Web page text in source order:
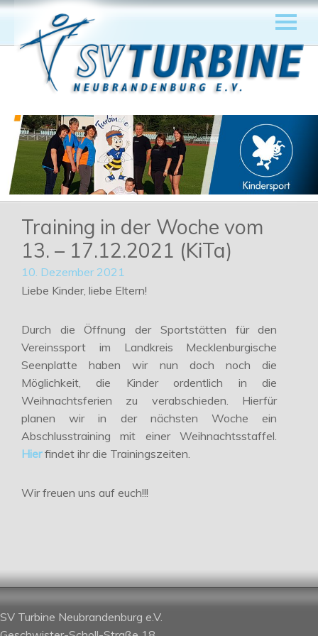
Training in der Woche vom
13. – 17.12.2021 (KiTa)
10. Dezember 2021
Liebe Kinder, liebe Eltern!
Durch die Öffnung der Sportstätten für den
Vereinssport im Landkreis Mecklenburgische
Seenplatte haben wir nun doch noch die
Möglichkeit, die Kinder ordentlich in die
Weihnachtsferien zu verabschieden. Hierfür
planen wir in der nächsten Woche ein
Abschlusstraining mit einer Weihnachtsstaffel.
Hierfindet ihr die Trainingszeiten.
Wir freuen uns auf euch!!!
SV Turbine Neubrandenburg e.V.